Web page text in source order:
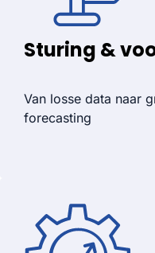
Sturing &
Van losse data naar
forecasting